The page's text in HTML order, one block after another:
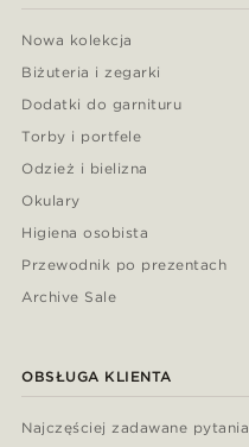
Nowa kolekcja
Biżuteria i zegarki
Dodatki do garnituru
Torby i portfele
Odzież i bielizna
Okulary
Higiena osobista
Przewodnik po prezentach
Archive Sale
OBSŁUGA KLIENTA
Najczęściej zadawane pytania